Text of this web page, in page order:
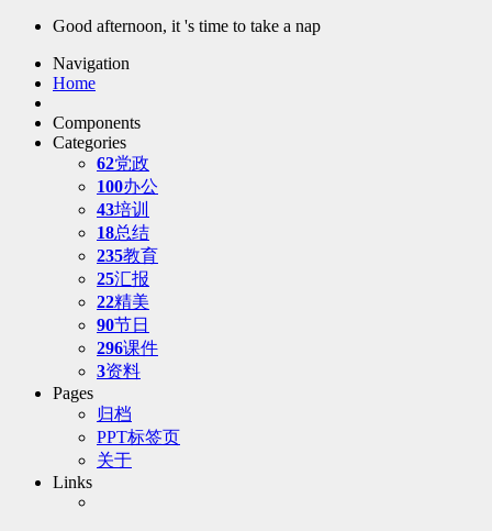
Good afternoon, it 's time to take a nap
Navigation
Home
Components
Categories
62党政
100办公
43培训
18总结
235教育
25汇报
22精美
90节日
296课件
3资料
Pages
归档
PPT标签页
关于
Links